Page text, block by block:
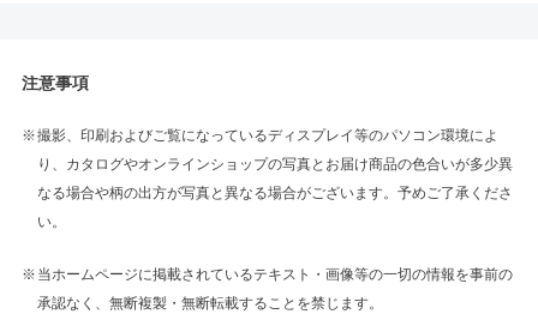
注意事項
撮影、印刷およびご覧になっているディスプレイ等のパソコン環境によ
り、カタログやオンラインショップの写真とお届け商品の色合いが多少異
なる場合や柄の出方が写真と異なる場合がございます。予めご了承くださ
い。
当ホームページに掲載されているテキスト・画像等の一切の情報を事前の
承認なく、無断複製・無断転載することを禁じます。